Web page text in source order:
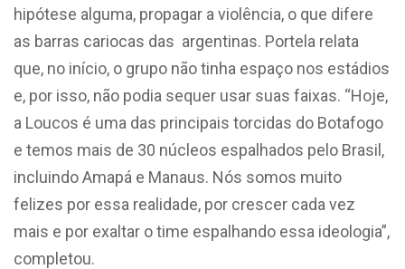
hipótese alguma, propagar a violência, o que difere
as barras cariocas das argentinas. Portela relata
que, no início, o grupo não tinha espaço nos estádios
e, por isso, não podia sequer usar suas faixas. “Hoje,
a Loucos é uma das principais torcidas do Botafogo
e temos mais de 30 núcleos espalhados pelo Brasil,
incluindo Amapá e Manaus. Nós somos muito
felizes por essa realidade, por crescer cada vez
mais e por exaltar o time espalhando essa ideologia”,
completou.